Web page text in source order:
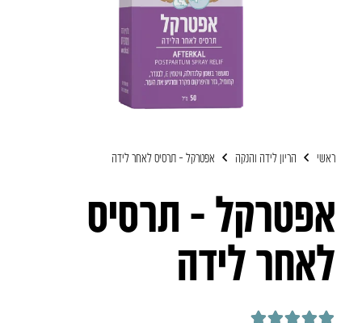
ראשי הריון לידה והנקה אפטרקל – תרסיס לאחר לידה
אפטרקל – תרסיס
לאחר לידה